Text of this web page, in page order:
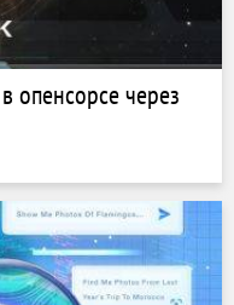
опенсорсе через